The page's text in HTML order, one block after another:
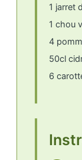
1 jarret
1 chou
4
50cl
6